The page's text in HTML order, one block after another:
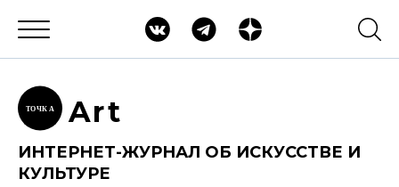
ТОЧК А Art
ИНТЕРНЕТ-ЖУРНАЛ ОБ ИСКУССТВЕ И
КУЛЬТУРЕ